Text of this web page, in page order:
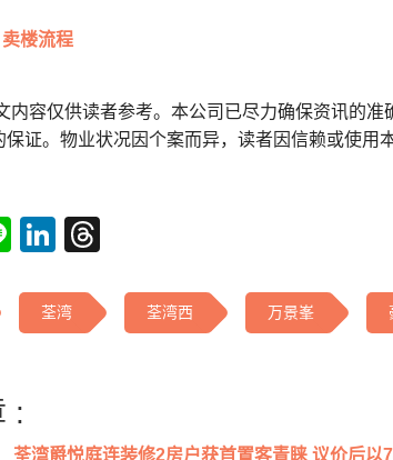
楼流程
内容仅供读者参考。本公司已尽力确保资讯的
证。物业状况因个案而异，读者因信赖或使用
LineLinkedIn
荃湾 荃湾西 万景峯
:
荃湾爵悦庭连装修2房户获首置客青睐 议价后以